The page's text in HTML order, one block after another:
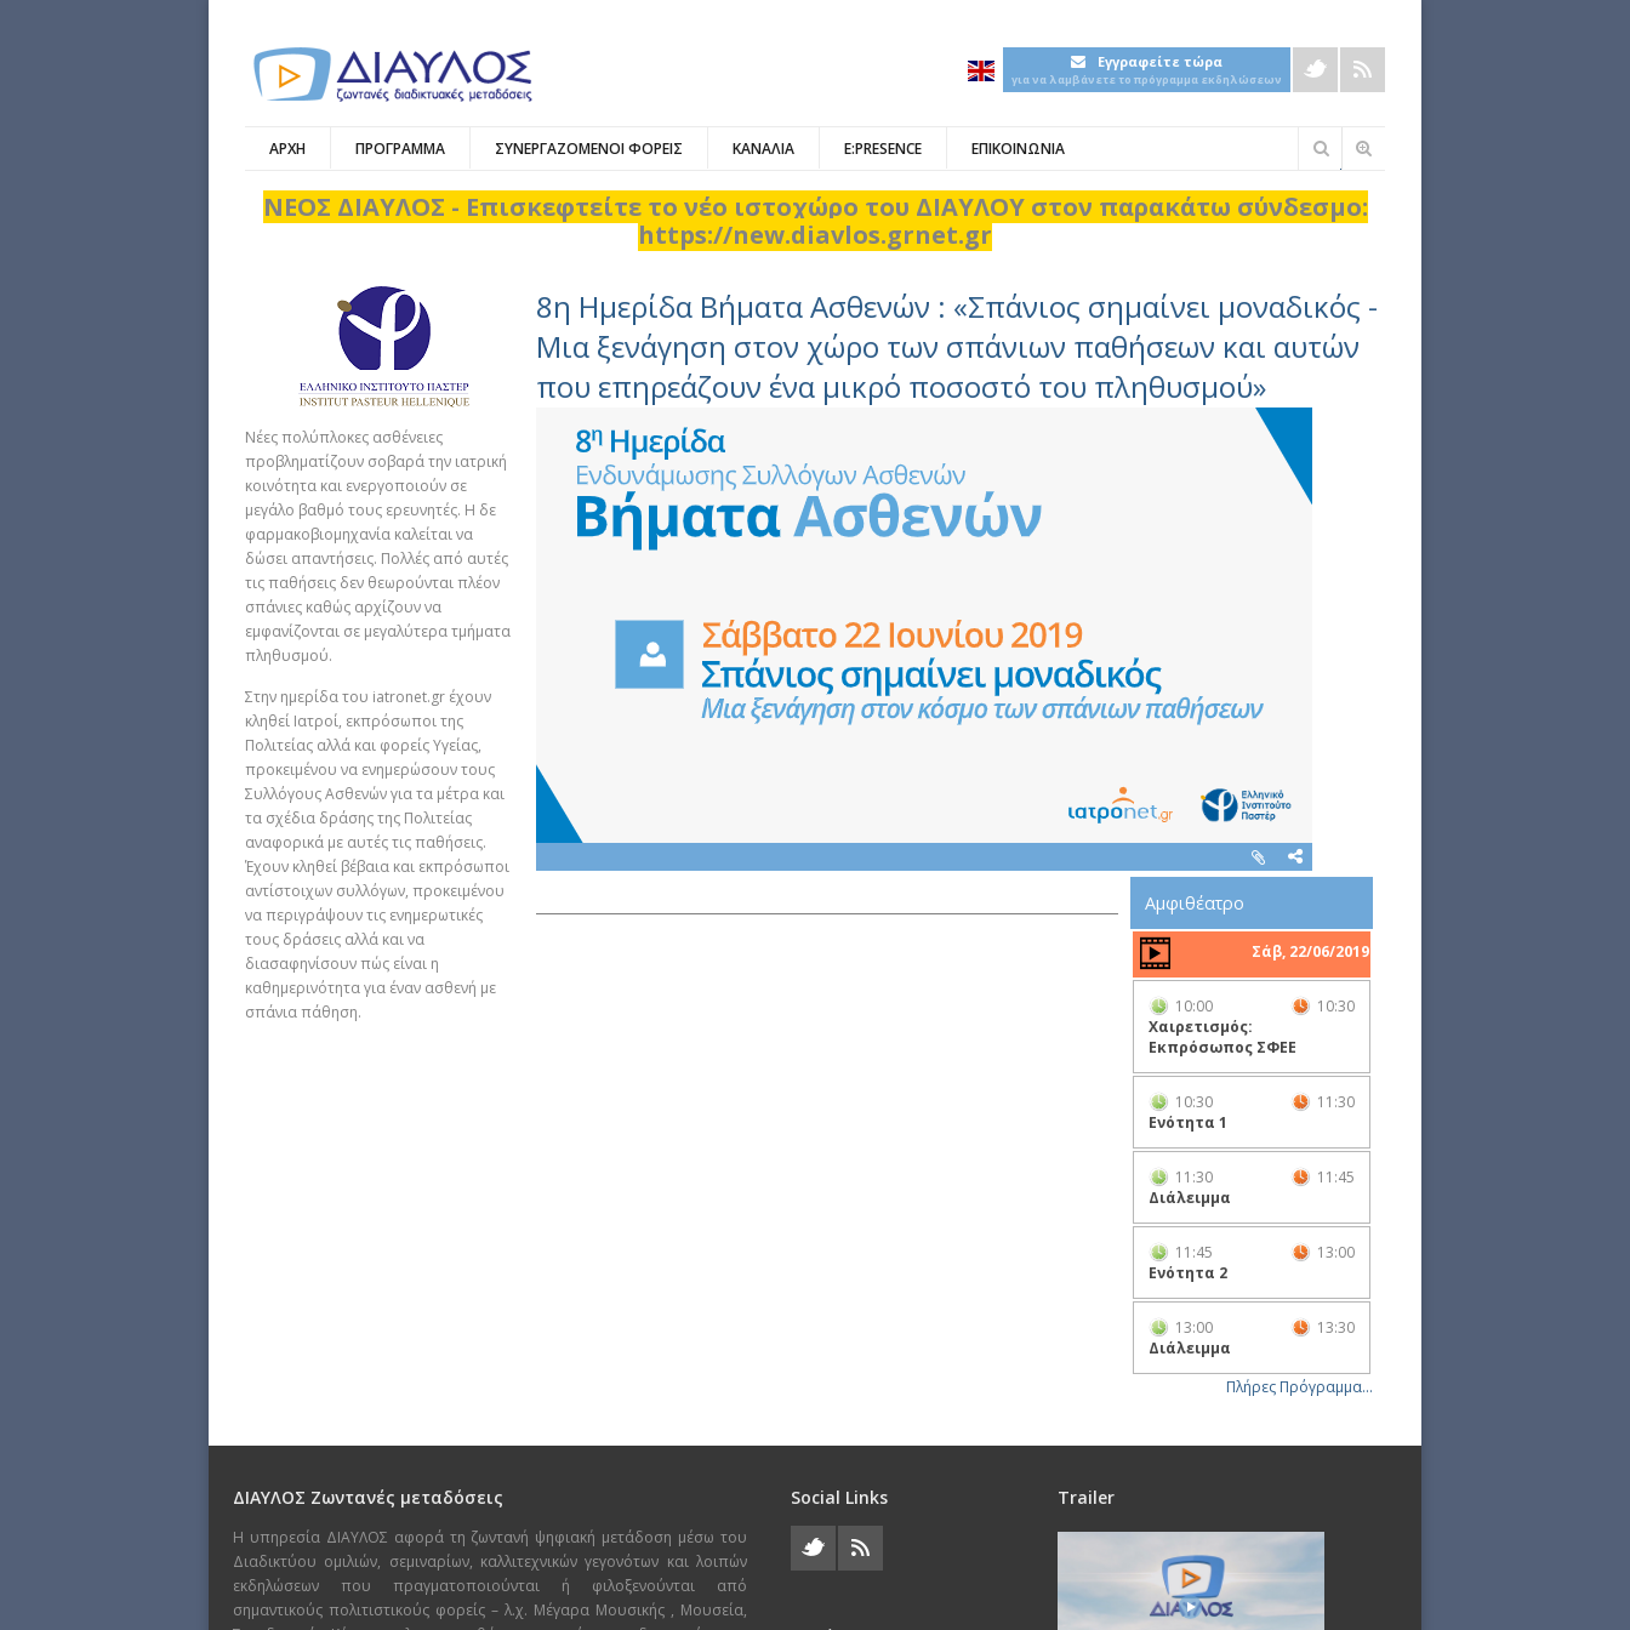
Εγγραφείτε τώρα
για να λαμβάνετε το πρόγραμμα εκδηλώσεων
ΑΡΧΗ ΠΡΟΓΡΑΜΜΑ ΣΥΝΕΡΓΑΖΟΜΕΝΟΙ ΦΟΡΕΙΣ ΚΑΝΑΛΙΑ E:PRESENCE ΕΠΙΚΟΙΝΩΝΙΑ
Φόρμα
αναζήτησης
ΝΕΟΣ ΔΙΑΥΛΟΣ - Επισκεφτείτε το νέο ιστοχώρο του ΔΙΑΥΛΟΥ στον παρακάτω σύνδεσμο:
https://new.diavlos.grnet.gr
8η Ημερίδα Βήματα Ασθενών : «Σπάνιος σημαίνει μοναδικός -
Μια ξενάγηση στον χώρο των σπάνιων παθήσεων και αυτών
που επηρεάζουν ένα μικρό ποσοστό του πληθυσμού»
Νέες πολύπλοκες ασθένειες
προβληματίζουν σοβαρά την ιατρική
κοινότητα και ενεργοποιούν σε
μεγάλο βαθμό τους ερευνητές. Η δε
φαρμακοβιομηχανία καλείται να
δώσει απαντήσεις. Πολλές από αυτές
τις παθήσεις δεν θεωρούνται πλέον
σπάνιες καθώς αρχίζουν να
εμφανίζονται σε μεγαλύτερα τμήματα
πληθυσμού.
Στην ημερίδα του iatronet.gr έχουν
κληθεί Ιατροί, εκπρόσωποι της
Πολιτείας αλλά και φορείς Υγείας,
προκειμένου να ενημερώσουν τους
Συλλόγους Ασθενών για τα μέτρα και
τα σχέδια δράσης της Πολιτείας
αναφορικά με αυτές τις παθήσεις.
Έχουν κληθεί βέβαια και εκπρόσωποι
αντίστοιχων συλλόγων, προκειμένου
να περιγράψουν τις ενημερωτικές
τους δράσεις αλλά και να
διασαφηνίσουν πώς είναι η
καθημερινότητα για έναν ασθενή με
σπάνια πάθηση.
Αμφιθέατρο
Σάβ, 22/06/2019
10:00
10:30
Χαιρετισμός:
Εκπρόσωπος ΣΦΕΕ
10:30
11:30
Ενότητα 1
11:30
11:45
Διάλειμμα
11:45
13:00
Ενότητα 2
13:00
13:30
Διάλειμμα
Πλήρες Πρόγραμμα...
ΔΙΑΥΛΟΣ Ζωντανές μεταδόσεις
Η υπηρεσία ΔΙΑΥΛΟΣ αφορά τη ζωντανή ψηφιακή μετάδοση μέσω του
Διαδικτύου ομιλιών, σεμιναρίων, καλλιτεχνικών γεγονότων και λοιπών
εκδηλώσεων που πραγματοποιούνται ή φιλοξενούνται από
σημαντικούς πολιτιστικούς φορείς – λ.χ. Μέγαρα Μουσικής , Μουσεία,
Social Links Trailer